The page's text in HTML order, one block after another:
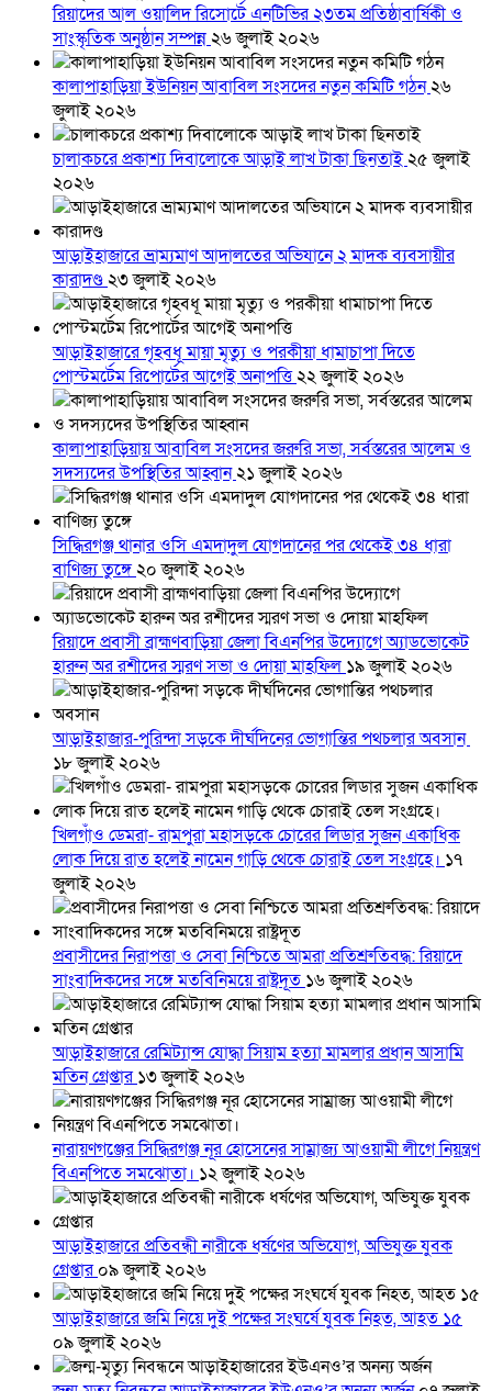
রিয়াদের আল ওয়ালিদ রিসোর্টে এনটিভির ২৩তম প্রতিষ্ঠাবার্ষিকী ও
সাংস্কৃতিক অনুষ্ঠান সম্পন্ন২৬ জুলাই ২০২৬
কালাপাহাড়িয়া ইউনিয়ন আবাবিল সংসদের নতুন কমিটি গঠন২৬
জুলাই ২০২৬
চালাকচরে প্রকাশ্য দিবালোকে আড়াই লাখ টাকা ছিনতাই২৫ জুলাই
২০২৬
আড়াইহাজারে ভ্রাম্যমাণ আদালতের অভিযানে ২ মাদক ব্যবসায়ীর
কারাদণ্ড২৩ জুলাই ২০২৬
আড়াইহাজারে গৃহবধূ মায়া মৃত্যু ও পরকীয়া ধামাচাপা দিতে
পোস্টমর্টেম রিপোর্টের আগেই অনাপত্তি২২ জুলাই ২০২৬
কালাপাহাড়িয়ায় আবাবিল সংসদের জরুরি সভা, সর্বস্তরের আলেম ও
সদস্যদের উপস্থিতির আহ্বান২১ জুলাই ২০২৬
সিদ্ধিরগঞ্জ থানার ওসি এমদাদুল যোগদানের পর থেকেই ৩৪ ধারা
বাণিজ্য তুঙ্গে২০ জুলাই ২০২৬
রিয়াদে প্রবাসী ব্রাহ্মণবাড়িয়া জেলা বিএনপির উদ্যোগে অ্যাডভোকেট
হারুন অর রশীদের স্মরণ সভা ও দোয়া মাহফিল ১৯ জুলাই ২০২৬
আড়াইহাজার-পুরিন্দা সড়কে দীর্ঘদিনের ভোগান্তির পথচলার অবসান
১৮ জুলাই ২০২৬
খিলগাঁও ডেমরা- রামপুরা মহাসড়কে চোরের লিডার সুজন একাধিক
লোক দিয়ে রাত হলেই নামেন গাড়ি থেকে চোরাই তেল সংগ্রহে। ১৭
জুলাই ২০২৬
প্রবাসীদের নিরাপত্তা ও সেবা নিশ্চিতে আমরা প্রতিশ্রুতিবদ্ধ: রিয়াদে
সাংবাদিকদের সঙ্গে মতবিনিময়ে রাষ্ট্রদূত ১৬ জুলাই ২০২৬
আড়াইহাজারে রেমিট্যান্স যোদ্ধা সিয়াম হত্যা মামলার প্রধান আসামি
মতিন গ্রেপ্তার১৩ জুলাই ২০২৬
নারায়ণগঞ্জের সিদ্ধিরগঞ্জ নূর হোসেনের সাম্রাজ্য আওয়ামী লীগে নিয়ন্ত্রণ
বিএনপিতে সমঝোতা। ১২ জুলাই ২০২৬
আড়াইহাজারে প্রতিবন্ধী নারীকে ধর্ষণের অভিযোগ, অভিযুক্ত যুবক
গ্রেপ্তার০৯ জুলাই ২০২৬
আড়াইহাজারে জমি নিয়ে দুই পক্ষের সংঘর্ষে যুবক নিহত, আহত ১৫
০৯ জুলাই ২০২৬